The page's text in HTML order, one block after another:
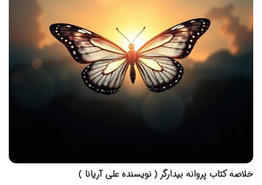
خلاصه کتاب پروانه بیدارگر ( نویسنده علی آریانا )